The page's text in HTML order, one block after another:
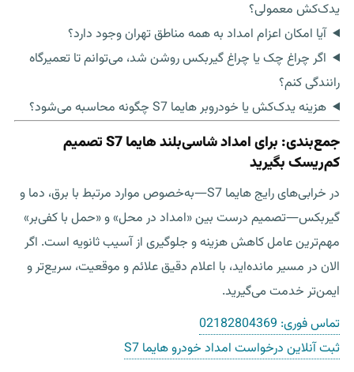
یدک‌کش معمولی؟
آیا امکان اعزام امداد به همه مناطق تهران وجود دارد؟
اگر چراغ چک یا چراغ گیربکس روشن شد، می‌توانم تا تعمیرگاه
رانندگی کنم؟
هزینه یدک‌کش یا خودروبر هایما S7 چگونه محاسبه می‌شود؟
جمع‌بندی: برای امداد شاسی‌بلند هایما S7 تصمیم
کم‌ریسک بگیرید
در خرابی‌های رایج هایما S7—به‌خصوص موارد مرتبط با برق، دما و
گیربکس—تصمیم درست بین «امداد در محل» و «حمل با کفی‌بر»
مهم‌ترین عامل کاهش هزینه و جلوگیری از آسیب ثانویه است. اگر
الان در مسیر مانده‌اید، با اعلام دقیق علائم و موقعیت، سریع‌تر و
ایمن‌تر خدمت می‌گیرید.
تماس فوری: 02182804369
ثبت آنلاین درخواست امداد خودرو هایما S7